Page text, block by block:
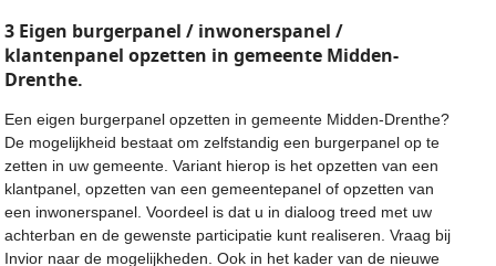
3 Eigen burgerpanel / inwonerspanel /
klantenpanel opzetten in gemeente Midden-
Drenthe.
Een eigen burgerpanel opzetten in gemeente Midden-Drenthe?
De mogelijkheid bestaat om zelfstandig een burgerpanel op te
zetten in uw gemeente. Variant hierop is het opzetten van een
klantpanel, opzetten van een gemeentepanel of opzetten van
een inwonerspanel. Voordeel is dat u in dialoog treed met uw
achterban en de gewenste participatie kunt realiseren. Vraag bij
Invior naar de mogelijkheden. Ook in het kader van de nieuwe